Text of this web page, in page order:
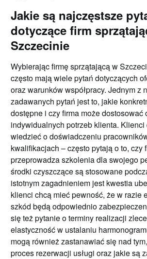
Jakie są najczęstsze
dotyczące firm
Szczecinie
Wybierając firmę sprzątającą w
często mają wiele pytań dotyczących
oraz warunków współpracy. Jednym z
zadawanych pytań jest to, jakie
dostępne i czy firma może dostosować
indywidualnych potrzeb klienta.
wiedzieć o doświadczeniu
kwalifikacjach – często pytają o to, czy
przeprowadza szkolenia dla swojego
środki czyszczące są stosowane
istotnym zagadnieniem jest kwestia
klienci chcą mieć pewność, że w razie
szkód będą odpowiednio
się też pytanie o terminy realizacji
elastyczność w ustalaniu
mogą również zastanawiać się nad
proces rezerwacji usługi oraz jakie są